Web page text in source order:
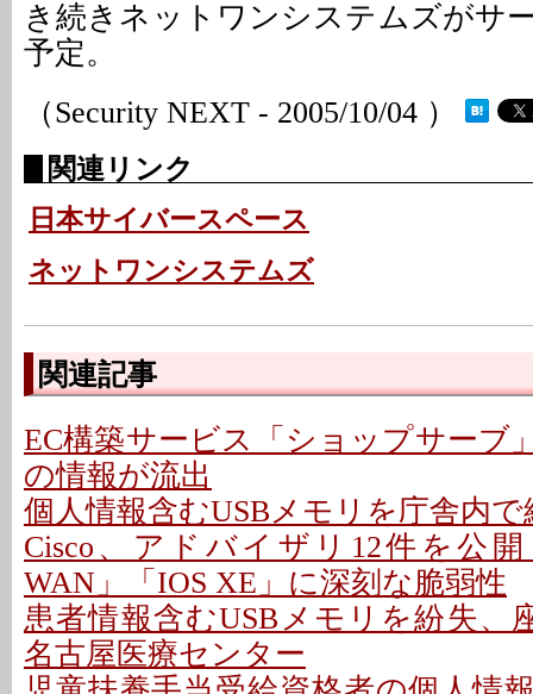
き続きネットワンシステムズがサ
予定。
（Security NEXT - 2005/10/04 ）
関連リンク
日本サイバースペース
ネットワンシステムズ
関連記事
EC構築サービス「ショップサーブ
の情報が流出
個人情報含むUSBメモリを庁舎内で
Cisco、アドバイザリ12件を公開
WAN」「IOS XE」に深刻な脆弱性
患者情報含むUSBメモリを紛失、
名古屋医療センター